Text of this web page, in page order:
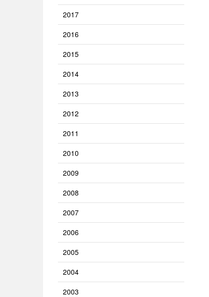
2017
2016
2015
2014
2013
2012
2011
2010
2009
2008
2007
2006
2005
2004
2003